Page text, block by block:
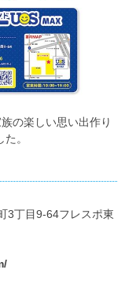
の楽しい思い出作り
。
3丁目9-64フレスポ東